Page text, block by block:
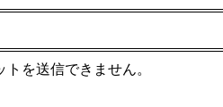
を送信できません。